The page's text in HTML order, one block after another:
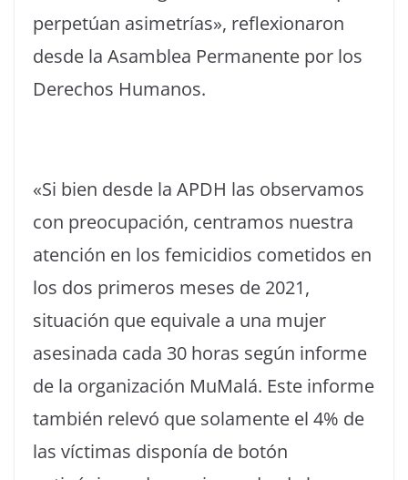
perpetúan asimetrías», reflexionaron
desde la Asamblea Permanente por los
Derechos Humanos.
«Si bien desde la APDH las observamos
con preocupación, centramos nuestra
atención en los femicidios cometidos en
los dos primeros meses de 2021,
situación que equivale a una mujer
asesinada cada 30 horas según informe
de la organización MuMalá. Este informe
también relevó que solamente el 4% de
las víctimas disponía de botón